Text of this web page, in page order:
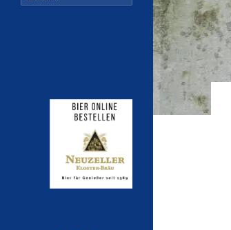
nach: